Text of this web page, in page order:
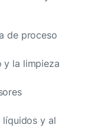
de proceso
y la limpieza
líquidos y al